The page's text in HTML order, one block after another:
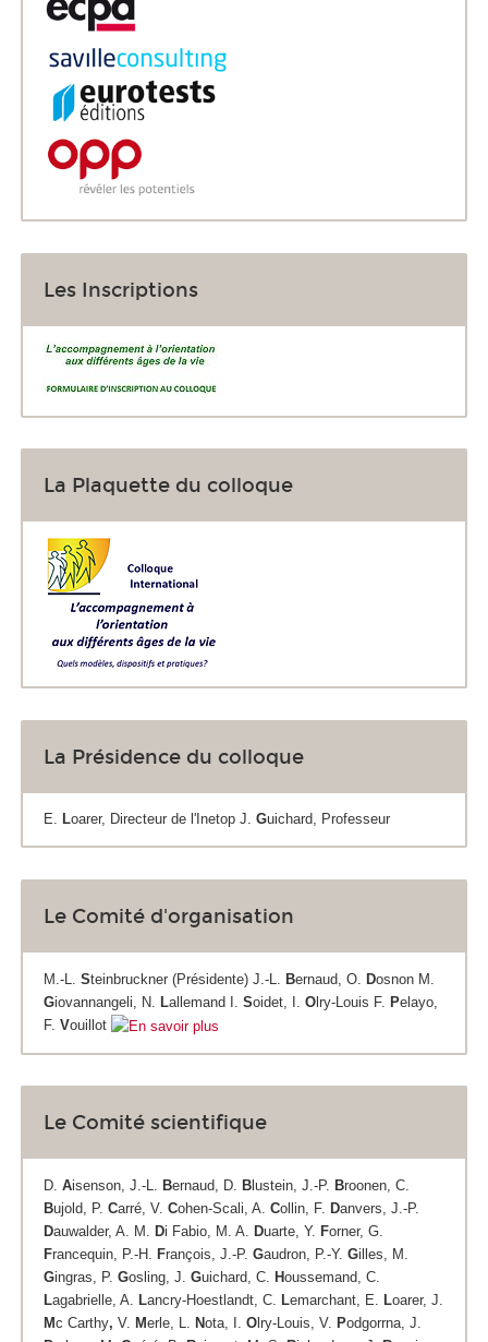
Les Inscriptions
La Plaquette du colloque
La Présidence du colloque
E. Loarer, Directeur de l'Inetop J. Guichard, Professeur
Le Comité d'organisation
M.-L. Steinbruckner (Présidente) J.-L. Bernaud, O. Dosnon M.
Giovannangeli, N. Lallemand I. Soidet, I. O lry-Louis F. Pelayo,
F. Vouillot
Le Comité scientifique
D. Aisenson, J.-L. Bernaud, D. B lustein, J.-P. Broonen, C.
Bujold, P. Carré, V. Cohen-Scali, A. Collin, F. Danvers, J.-P.
Dauwalder, A. M. Di Fabio, M. A. Duarte, Y. Forner, G.
Francequin, P.-H. François, J.-P. Gaudron, P.-Y. Gilles, M.
Gingras, P. Gosling, J. Guichard, C. Houssemand, C.
Lagabrielle, A. Lancry-Hoestlandt, C. Lemarchant, E. Loarer, J.
Mc Carthy, V. Merle, L. Nota, I. O lry-Louis, V. Podgorrna, J.